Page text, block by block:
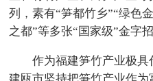
列，素有“笋都竹乡”“绿色
之都”等多张“国家级”金字招
作为福建笋竹产业极